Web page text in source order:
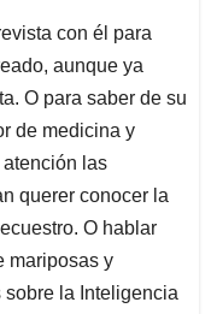
con él para
aunque ya
O para saber de su
de medicina y
las
querer conocer la
O hablar
mariposas y
la Inteligencia